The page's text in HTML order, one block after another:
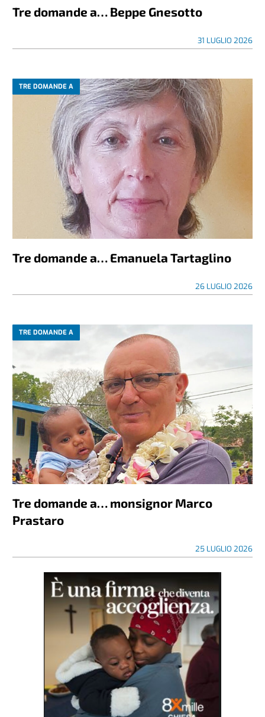
Tre domande a… Beppe Gnesotto
31 LUGLIO 2026
TRE DOMANDE A
Tre domande a… Emanuela Tartaglino
26 LUGLIO 2026
TRE DOMANDE A
Tre domande a… monsignor Marco
Prastaro
25 LUGLIO 2026